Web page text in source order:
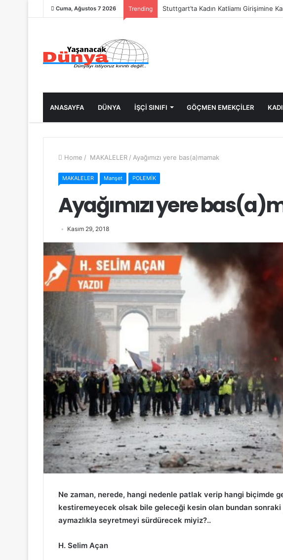
Cuma, Ağustos 7 2026 Trending Sahel’den Ceuta’ya Yönelen Göç
ANASAYFA DÜNYA İŞÇİ SINIFI GÖÇMEN EMEKÇİLER
Home / MAKALELER / Ayağımızı yere bas(a)mamak
MAKALELER Manşet POLEMİK
Ayağımızı yere
Kasım 29, 2018
Ne zaman, nerede, hangi nedenle patlak verip hangi biçimde
kestiremeyecek olsak bile geleceği kesin olan bundan sonraki
aymazlıkla seyretmeyi sürdürecek miyiz?..
H. Selim Açan